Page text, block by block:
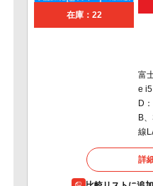
在庫：22
富
e
D
B
線
詳